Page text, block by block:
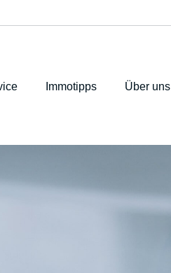
Immotipps Über uns